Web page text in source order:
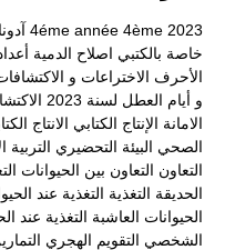
2023
4ème
4éme année
خاصة بالكتبي اصلاح الدمية أعداد
الأحرف الاختراعات و
و أيام العطل لسنة 2023
الامانة الإنتاج الكتابي الانتاج
الصحي البيئة التحضيري التربية
التعاون التعاون بين الحيوانات
الحديقة التغذية التغذية عند
الحيوانات العاشبة التغذية عند
الشخصي التقويم الهجري